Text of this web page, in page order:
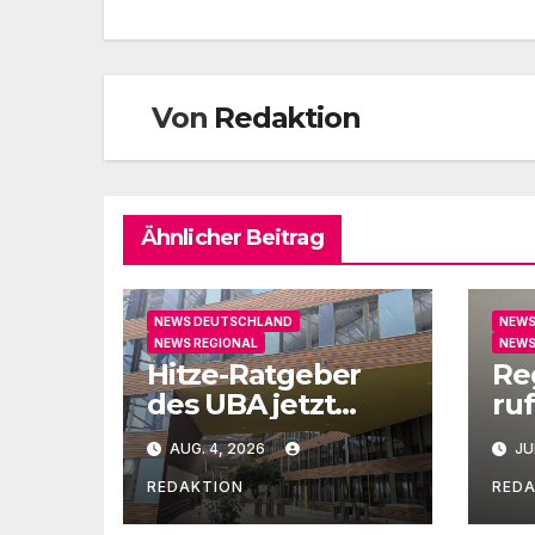
Von Redaktion
Ähnlicher Beitrag
NEWS DEUTSCHLAND
NEWS REGIONAL
Hitze-Ratgeber
des UBA jetzt
auch in Leichter
Sprache
AUG. 4, 2026
REDAKTION